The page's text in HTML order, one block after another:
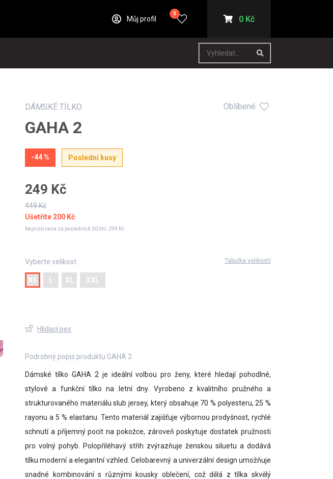
Můj profil
0
0 Kč
DÁMSKÉ TÍLKO Oblíbené
GAHA 2
-44 % Poslední kusy
249 Kč
449 Kč
Ušetříte 200 Kč
Nejnižší cena za posledních 30 dní:299 Kč
Vyberte velikost Tabulka velikostí
XS XL XXL
Hlídací pes
Podrobný popis produktu GAHA 2
Dámské tílko GAHA 2 je ideální volbou pro ženy, které hledají pohodlné,
stylové a funkční tílko na letní dny. Vyrobeno z kvalitního pružného a
strukturovaného materiálu slub jersey, který obsahuje 70 % polyesteru, 25 %
rayonu a 5 % elastanu. Tento materiál zajišťuje výbornou prodyšnost, rychlé
schnutí a příjemný pocit na pokožce, zároveň poskytuje dostatek pružnosti
pro volný pohyb. Polopřiléhavý střih zvýrazňuje ženskou siluetu a dodává
tílku moderní a elegantní vzhled. Celobarevný a univerzální design umožňuje
snadné kombinování s různými kousky oblečení, což dělá z tílka skvělý